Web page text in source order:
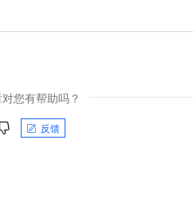
您有帮助吗？
反馈